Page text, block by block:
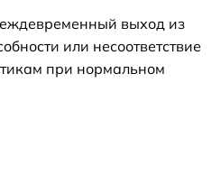
выход из
или несоответствие
при нормальном